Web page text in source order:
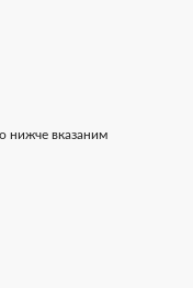
нижче вказаним